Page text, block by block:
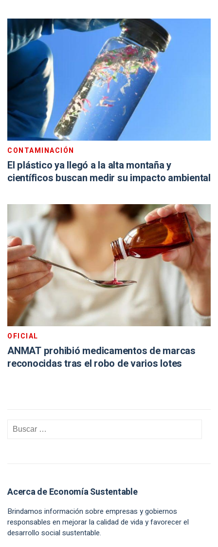
CONTAMINACIÓN
El plástico ya llegó a la alta montaña y
científicos buscan medir su impacto ambiental
OFICIAL
ANMAT prohibió medicamentos de marcas
reconocidas tras el robo de varios lotes
Acerca de Economía Sustentable
Brindamos información sobre empresas y gobiernos
responsables en mejorar la calidad de vida y favorecer el
desarrollo social sustentable.